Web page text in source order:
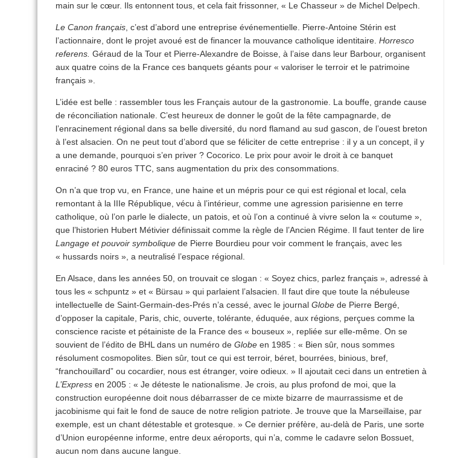
main sur le cœur. Ils entonnent tous, et cela fait frissonner, « Le Chasseur » de Michel Delpech.
Le Canon français , c’est d’abord une entreprise événementielle. Pierre-Antoine Stérin est
l’actionnaire, dont le projet avoué est de financer la mouvance catholique identitaire. Horresco
referens. Géraud de la Tour et Pierre-Alexandre de Boisse, à l’aise dans leur Barbour, organisent
aux quatre coins de la France ces banquets géants pour « valoriser le terroir et le patrimoine
français ».
L’idée est belle : rassembler tous les Français autour de la gastronomie. La bouffe, grande cause
de réconciliation nationale. C’est heureux de donner le goût de la fête campagnarde, de
l’enracinement régional dans sa belle diversité, du nord flamand au sud gascon, de l’ouest breton
à l’est alsacien. On ne peut tout d’abord que se féliciter de cette entreprise : il y a un concept, il y
a une demande, pourquoi s’en priver ? Cocorico. Le prix pour avoir le droit à ce banquet
enraciné ? 80 euros TTC, sans augmentation du prix des consommations.
On n’a que trop vu, en France, une haine et un mépris pour ce qui est régional et local, cela
remontant à la IIIe République, vécu à l’intérieur, comme une agression parisienne en terre
catholique, où l’on parle le dialecte, un patois, et où l’on a continué à vivre selon la « coutume »,
que l’historien Hubert Métivier définissait comme la règle de l’Ancien Régime. Il faut tenter de lire
Langage et pouvoir symbolique de Pierre Bourdieu pour voir comment le français, avec les
« hussards noirs », a neutralisé l’espace régional.
En Alsace, dans les années 50, on trouvait ce slogan : « Soyez chics, parlez français », adressé à
tous les « schpuntz » et « Bürsau » qui parlaient l’alsacien. Il faut dire que toute la nébuleuse
intellectuelle de Saint-Germain-des-Prés n’a cessé, avec le journal Globe de Pierre Bergé,
d’opposer la capitale, Paris, chic, ouverte, tolérante, éduquée, aux régions, perçues comme la
conscience raciste et pétainiste de la France des « bouseux », repliée sur elle-même. On se
souvient de l’édito de BHL dans un numéro de Globe en 1985 : « Bien sûr, nous sommes
résolument cosmopolites. Bien sûr, tout ce qui est terroir, béret, bourrées, binious, bref,
“franchouillard” ou cocardier, nous est étranger, voire odieux. » Il ajoutait ceci dans un entretien à
L’Express en 2005 : « Je déteste le nationalisme. Je crois, au plus profond de moi, que la
construction européenne doit nous débarrasser de ce mixte bizarre de maurrassisme et de
jacobinisme qui fait le fond de sauce de notre religion patriote. Je trouve que la Marseillaise, par
exemple, est un chant détestable et grotesque. » Ce dernier préfère, au-delà de Paris, une sorte
d’Union européenne informe, entre deux aéroports, qui n’a, comme le cadavre selon Bossuet,
aucun nom dans aucune langue.